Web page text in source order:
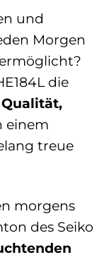
und
Morgen
die
Qualität,
einem
treue
morgens
des Seiko